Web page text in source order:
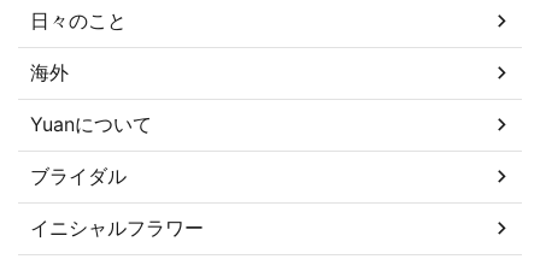
日々のこと
海外
Yuanについて
ブライダル
イニシャルフラワー